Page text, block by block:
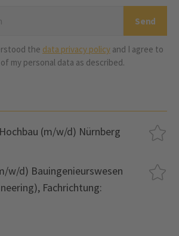
the data privacy policy and I agree to
my personal data as described.
(m/w/d) Nürnberg
w/d) Bauingenieurswesen
Fachrichtung: